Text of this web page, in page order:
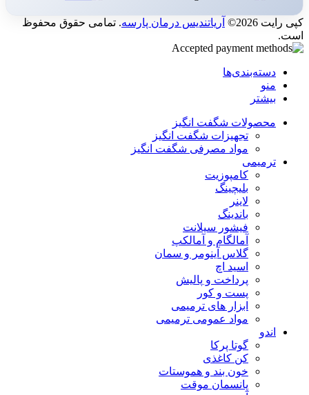
کپی رایت 2026© آریاتندیس درمان پارسه. تمامی حقوق محفوظ
است.
دسته‌بندی‌ها
منو
بیشتر
محصولات شگفت انگیز
تجهیزات شگفت انگیز
مواد مصرفی شگفت انگیز
ترمیمی
کامپوزیت
بلیچینگ
لاینر
باندینگ
فیشور سیلانت
آمالگام و آمالکپ
گلاس آینومر و سمان
اسید اچ
پرداخت و پالیش
پست و کور
ابزار های ترمیمی
مواد عمومی ترمیمی
اندو
گوتا پرکا
کن کاغذی
خون بند و هموستات
پانسمان موقت